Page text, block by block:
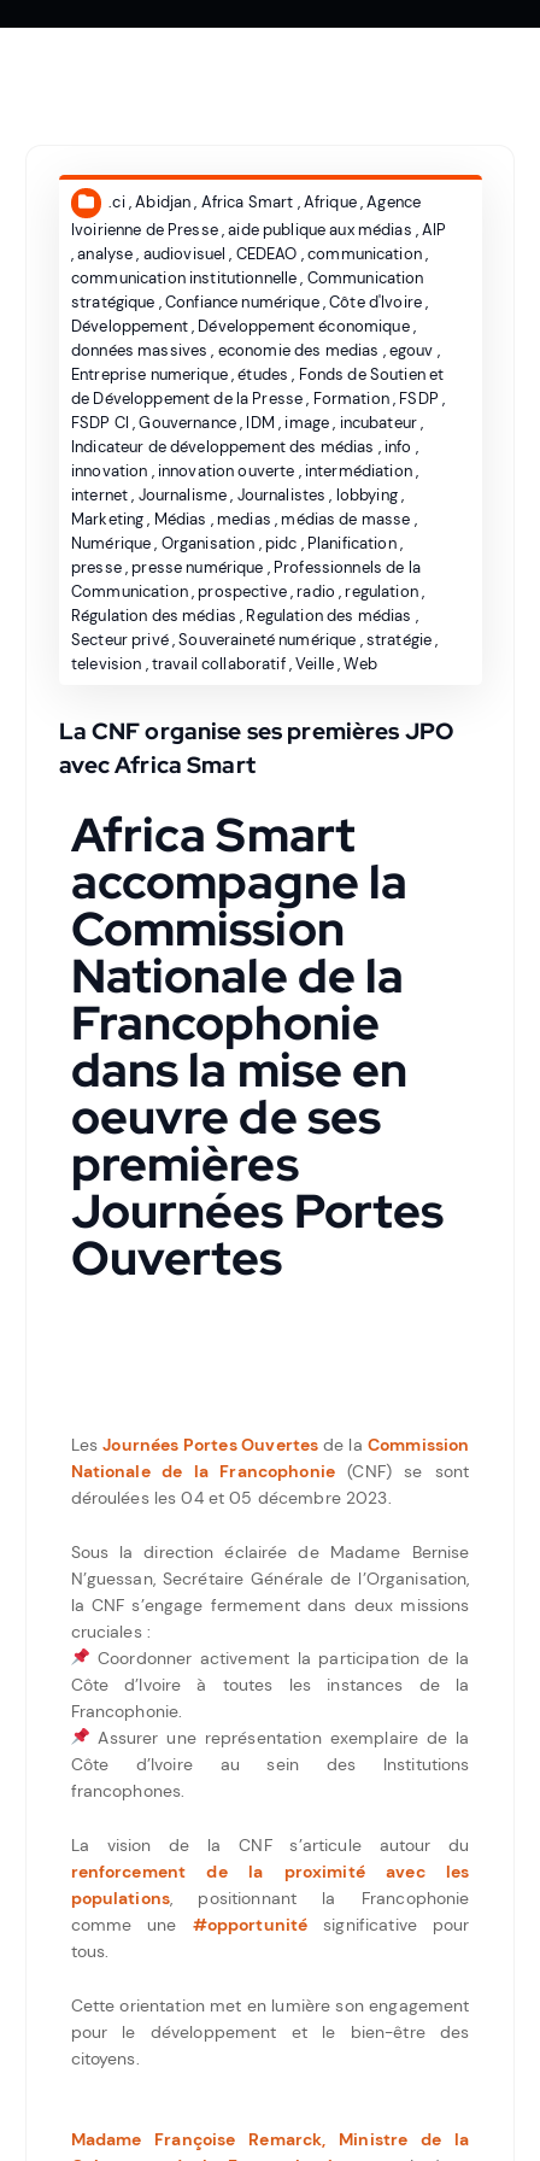
.ci,Abidjan, Africa Smart ,Afrique,Agence
Ivoirienne de Presse,aide publique aux médias ,AIP
,analyse, audiovisuel , CEDEAO ,communication,
communication institutionnelle, Communication
stratégique ,Confiance numérique,Côte d'Ivoire,
Développement, Développement économique,
données massives , economie des medias ,egouv ,
Entreprise numerique,études , Fonds de Soutien et
de Développement de la Presse, Formation, FSDP ,
FSDP CI ,Gouvernance, IDM , image, incubateur,
Indicateur de développement des médias , info ,
innovation , innovation ouverte , intermédiation,
internet, Journalisme, Journalistes , lobbying,
Marketing, Médias ,medias ,médias de masse ,
Numérique, Organisation ,pidc , Planification,
presse,presse numérique , Professionnels de la
Communication,prospective,radio ,regulation,
Régulation des médias , Regulation des médias ,
Secteur privé,Souveraineté numérique ,stratégie,
television ,travail collaboratif,Veille,Web
La CNF organise ses premières JPO
avec Africa Smart
Africa Smart
accompagne la
Commission
Nationale de la
Francophonie
dans la mise en
oeuvre de ses
premières
Journées Portes
Ouvertes
LesJournées Portes Ouvertes de laCommission
Nationale de la Francophonie(CNF) se sont
déroulées les 04 et 05 décembre 2023.
Sous la direction éclairée de Madame Bernise
N’guessan, Secrétaire Générale de l’Organisation,
la CNF s’engage fermement dans deux missions
cruciales :
Coordonner activement la participation de la
Côte d’Ivoire à toutes les instances de la
Francophonie.
Assurer une représentation exemplaire de la
Côte d’Ivoire au sein des Institutions
francophones.
La vision de la CNF s’articule autour du
renforcement de la proximité avec les
populations, positionnant la Francophonie
comme une #opportunité significative pour
tous.
Cette orientation met en lumière son engagement
pour le développement et le bien-être des
citoyens.
Madame Françoise Remarck, Ministre de la